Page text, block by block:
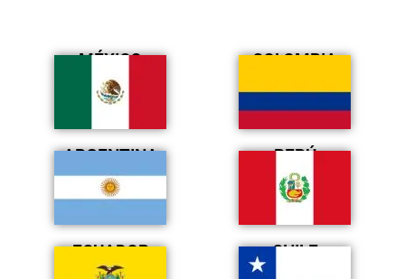
MÉXICO COLOMBIA
ARGENTINA PERÚ
ECUADOR CHILE